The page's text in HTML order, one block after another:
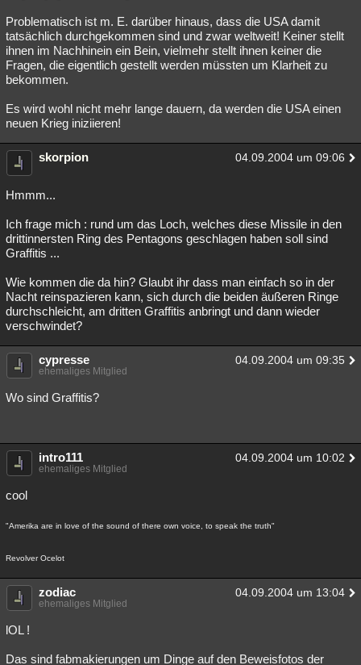
Problematisch ist m. E. darüber hinaus, dass die USA damit
tatsächlich durchgekommen sind und zwar weltweit! Keiner stellt
ihnen im Nachhinein ein Bein, vielmehr stellt ihnen keiner die
Fragen, die eigentlich gestellt werden müssten um Klarheit zu
bekommen.
Es wird wohl nicht mehr lange dauern, da werden die USA einen
neuen Krieg iniziieren!
skorpion 04.09.2004 um 09:06
Hmmm...
Ich frage mich : rund um das Loch, welches diese Missile in den
drittinnersten Ring des Pentagons geschlagen haben soll sind
Graffitis ...
Wie kommen die da hin? Glaubt ihr dass man einfach so in der
Nacht reinspazieren kann, sich durch die beiden äußeren Ringe
durchschleicht, am dritten Graffitis anbringt und dann wieder
verschwindet?
cypresse 04.09.2004 um 09:35
ehemaliges Mitglied
Wo sind Graffitis?
intro111 04.09.2004 um 10:02
ehemaliges Mitglied
cool
"Amerika are in love of the sound of there own voice, to speak the truth"
Revolver Ocelot
zodiac 04.09.2004 um 13:04
ehemaliges Mitglied
lOL !
Das sind fabmakierungen um Dinge auf den Beweisfotos der